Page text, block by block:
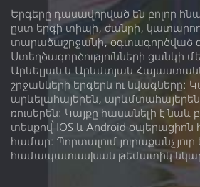
Ձայնադարան Տեսադարան
Մեր մասին Գրադարան
Լիցենզիա
Երգերը դասավորված են բոլոր
ըստ երգի տիպի, ժանրի,
տարածաշրջանի, օգտագործված
Ստեղծագործությունների ցանկի
Արևելյան և Արևմտյան
շրջանների երգերն ու նվագները:
արևելահայերեն,
ռուսերեն։ Կայքը հասանելի է նաև
տեսքով՝ IOS և Android
համար: Պորտալում յուրաքանչյուր
համապատասխան թեմատիկ